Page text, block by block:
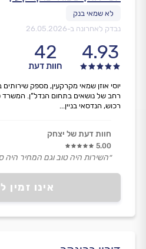
נבדק לאחרונה ב-26.05.2026
4.93
42
חוות דעת
אינו זמין
יוסי אוזן שמאי מקרקעין, מספק שירותים
רחב של נושאים בתחום הנדל”ן. המשרד
רכוש, הנדסאי בניין...
חוות דעת של יצחק
5.00
״השירות היה טוב וגם המחיר היה